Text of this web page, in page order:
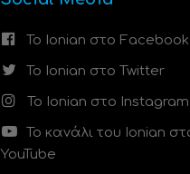
Το Ionian στο Facebook
Το Ionian στο Twitter
Το Ionian στο Instagram
Το κανάλι του Ionian
YouTube